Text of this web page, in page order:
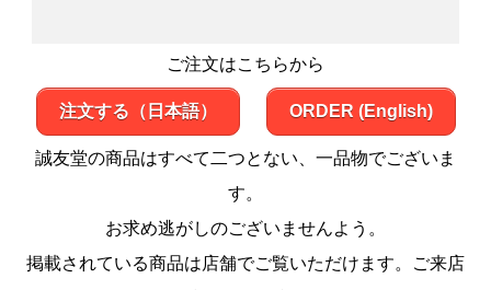
ご注文はこちらから
注文する（日本語） ORDER (English)
誠友堂の商品はすべて二つとない、一品物でございま
す。
お求め逃がしのございませんよう。
掲載されている商品は店舗でご覧いただけます。ご来店